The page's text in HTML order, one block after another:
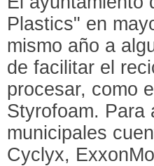
Plastics" en
mismo año a
de facilitar el
procesar, como
Styrofoam. Para
municipales
Cyclyx,